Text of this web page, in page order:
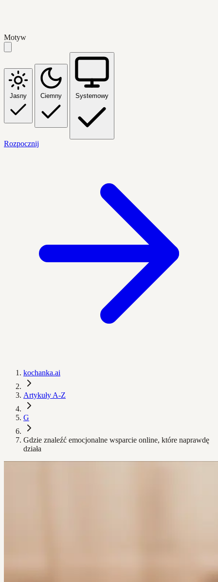
Motyw
Jasny Ciemny Systemowy
Rozpocznij
kochanka.ai
Artykuły A-Z
G
Gdzie znaleźć emocjonalne wsparcie online, które naprawdę
działa